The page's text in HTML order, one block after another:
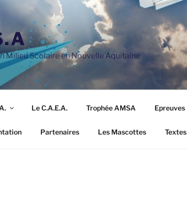
Milieu Scolaire en Nouvelle Aquitaine
Le C.A.E.A. Trophée AMSA Epreuves
Partenaires Les Mascottes Textes